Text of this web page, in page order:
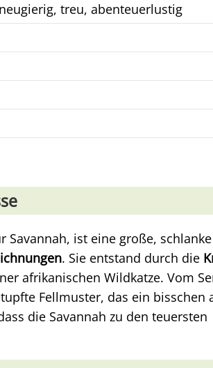
treu, abenteuerlustig
Savannah, ist eine große,
. Sie entstand durch die
afrikanischen Wildkatze. Vom
Fellmuster, das ein bisschen
die Savannah zu den teuersten